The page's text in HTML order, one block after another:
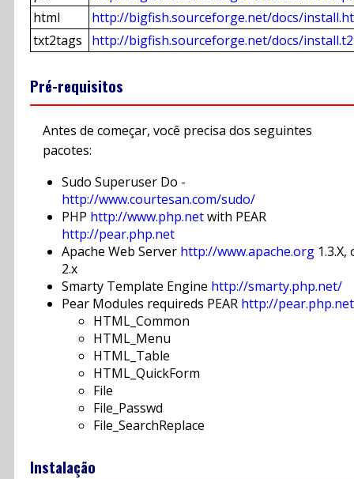
html
http://bigfish.sourceforge.net/docs/
txt2tags
http://bigfish.sourceforge.net/docs/
Pré-requisitos
Antes de começar, você precisa dos seguintes
pacotes:
Sudo Superuser Do -
http://www.courtesan.com/sudo/
PHP http://www.php.netwith PEAR
http://pear.php.net
Apache Web Server http://www.apache.org 1.3.X,
2.x
Smarty Template Engine http://smarty.php.net/
Pear Modules requireds PEAR http://pear.php.net
HTML_Common
HTML_Menu
HTML_Table
HTML_QuickForm
File
File_Passwd
File_SearchReplace
Instalação